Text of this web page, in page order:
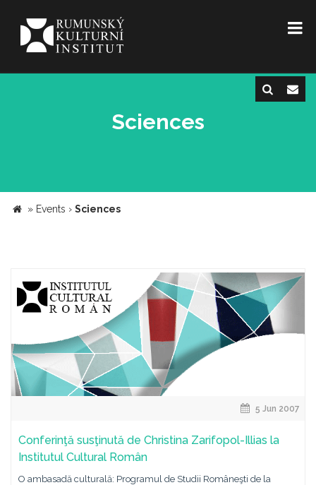
Sciences
» Events › Sciences
5 Jun 2007
Conferinţă susţinută de Christina Zarifopol-Illias la
Institutul Cultural Român
O ambasadă culturală: Programul de Studii Româneşti de la